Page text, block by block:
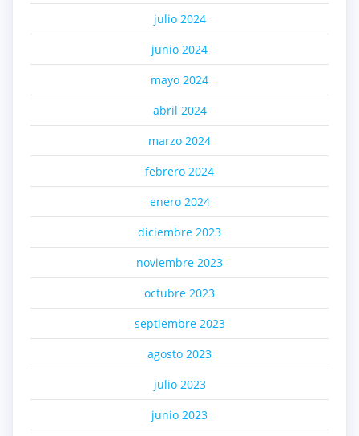
julio 2024
junio 2024
mayo 2024
abril 2024
marzo 2024
febrero 2024
enero 2024
diciembre 2023
noviembre 2023
octubre 2023
septiembre 2023
agosto 2023
julio 2023
junio 2023